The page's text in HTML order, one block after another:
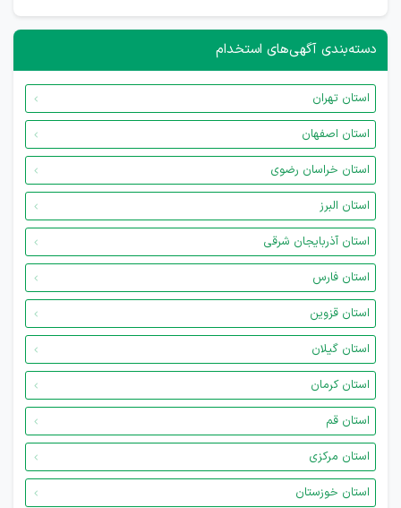
دسته‌بندی آگهی‌های استخدام
استان تهران
استان اصفهان
استان خراسان رضوی
استان البرز
استان آذربایجان شرقی
استان فارس
استان قزوین
استان گیلان
استان کرمان
استان قم
استان مرکزی
استان خوزستان